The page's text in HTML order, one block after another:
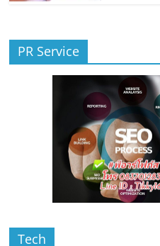
PR Service
Tech